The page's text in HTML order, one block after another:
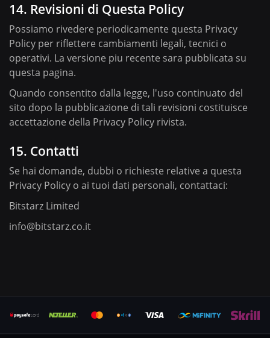
14. Revisioni di Questa Policy
Possiamo rivedere periodicamente questa Privacy
Policy per riflettere cambiamenti legali, tecnici o
operativi. La versione piu recente sara pubblicata su
questa pagina.
Quando consentito dalla legge, l'uso continuato del
sito dopo la pubblicazione di tali revisioni costituisce
accettazione della Privacy Policy rivista.
15. Contatti
Se hai domande, dubbi o richieste relative a questa
Privacy Policy o ai tuoi dati personali, contattaci:
Bitstarz Limited
info@bitstarz.co.it